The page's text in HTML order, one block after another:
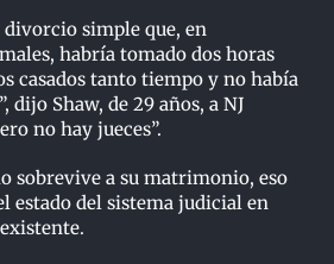
divorcio simple que, en
habría tomado dos horas
casados tanto tiempo y no había
dijo Shaw, de 29 años, aNJ
no hay jueces”.
sobrevive a su matrimonio, eso
estado del sistemajudicial en